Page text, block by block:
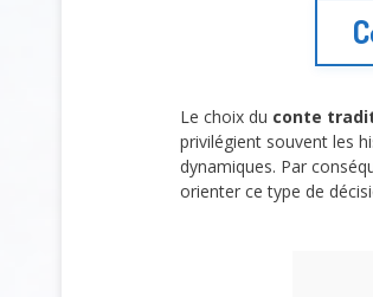
Le choix du conte
privilégient souvent les
dynamiques. Par
orienter ce type de